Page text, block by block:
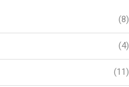
(8)
(4)
(11)